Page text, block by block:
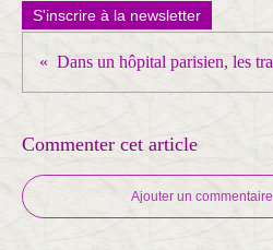
S'inscrire à la newsletter
Commenter cet article
Ajouter un commentaire